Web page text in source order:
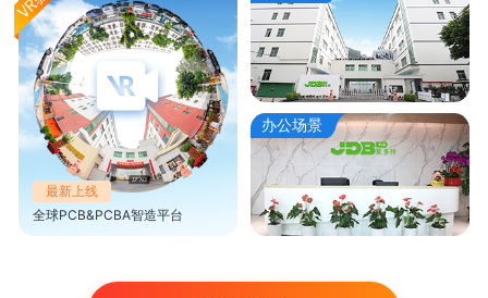
最新上线
全球PCB&PCBA智造平台
办公场景